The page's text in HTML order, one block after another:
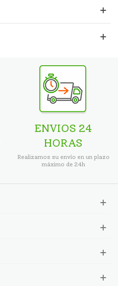
ENVIOS 24
HORAS
Realizamos su envío en un plazo
máximo de 24h